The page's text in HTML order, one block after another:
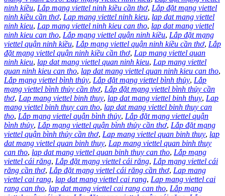
ninh kiều, Lắp mạng viettel ninh kiều cần thơ, Lắp đặt mạng viettel
ninh kiều cần thơ, Lap mang viettel ninh kieu, lap dat mang viettel
ninh kieu, Lap mang viettel ninh kieu can tho, lap dat mang viettel
ninh kieu can tho, Lắp mạng viettel quận ninh kiều, Lắp đặt mạng
viettel quận ninh kiều, Lắp mạng viettel quận ninh kiều cần thơ, Lắp
đặt mạng viettel quận ninh kiều cần thơ, Lap mang viettel quan
ninh kieu, lap dat mang viettel quan ninh kieu, Lap mang viettel
quan ninh kieu can tho, lap dat mang viettel quan ninh kieu can tho,
Lắp mạng viettel bình thủy, Lắp đặt mạng viettel bình thủy, Lắp
mạng viettel bình thủy cần thơ, Lắp đặt mạng viettel bình thủy cần
thơ, Lap mang viettel binh thuy, lap dat mang viettel binh thuy, Lap
mang viettel binh thuy can tho, lap dat mang viettel binh thuy can
tho, Lắp mạng viettel quận bình thủy, Lắp đặt mạng viettel quận
bình thủy, Lắp mạng viettel quận bình thủy cần thơ, Lắp đặt mạng
viettel quận bình thủy cần thơ, Lap mang viettel quan binh thuy, lap
dat mang viettel quan binh thuy, Lap mang viettel quan binh thuy
can tho, lap dat mang viettel quan binh thuy can tho, Lắp mạng
viettel cái răng, Lắp đặt mạng viettel cái răng, Lắp mạng viettel cái
răng cần thơ, Lắp đặt mạng viettel cái răng cần thơ, Lap mang
viettel cai rang, lap dat mang viettel cai rang, Lap mang viettel cai
rang can tho, lap dat mang viettel cai rang can tho, Lắp mạng